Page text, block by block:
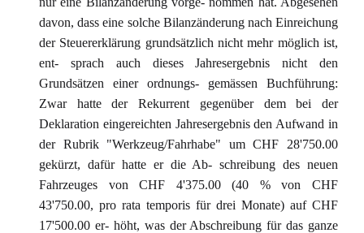
davon, dass eine solche Bilanzänderung nach Einreichung
der Steuererklärung grundsätzlich nicht mehr möglich ist,
ent- sprach auch dieses Jahresergebnis nicht den
Grundsätzen einer ordnungs- gemässen Buchführung:
Zwar hatte der Rekurrent gegenüber dem bei der
Deklaration eingereichten Jahresergebnis den Aufwand in
der Rubrik "Werkzeug/Fahrhabe" um CHF 28'750.00
gekürzt, dafür hatte er die Ab- schreibung des neuen
Fahrzeuges von CHF 4'375.00 (40 % von CHF
43'750.00, pro rata temporis für drei Monate) auf CHF
17'500.00 er- höht, was der Abschreibung für das ganze